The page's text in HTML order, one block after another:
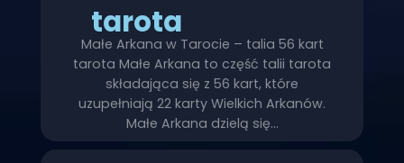
tarota
Małe Arkana w Tarocie – talia 56 kart
tarota Małe Arkana to część talii tarota
składająca się z 56 kart, które
uzupełniają 22 karty Wielkich Arkanów.
Małe Arkana dzielą się…